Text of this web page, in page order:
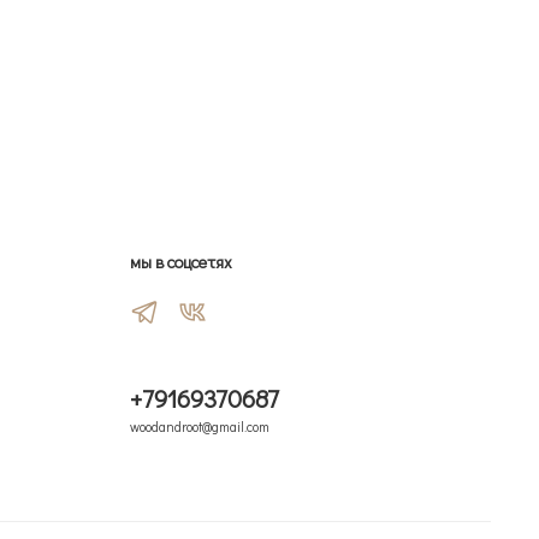
мы в соцсетях
+79169370687
woodandroot@gmail.com